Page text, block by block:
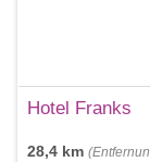
Hotel Franks
28,4 km